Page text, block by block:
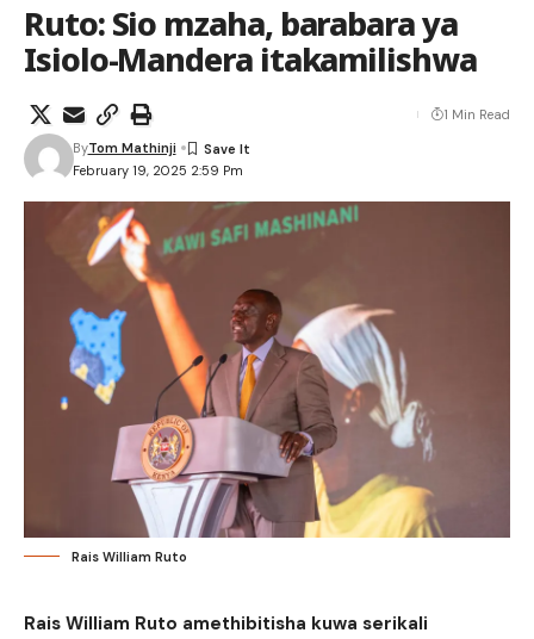
Ruto: Sio mzaha, barabara ya
Isiolo-Mandera itakamilishwa
February 19, 2025 2:59 Pm
ByTom Mathinji
1 Min Read
Rais William Ruto
Rais William Ruto amethibitisha kuwa serikali